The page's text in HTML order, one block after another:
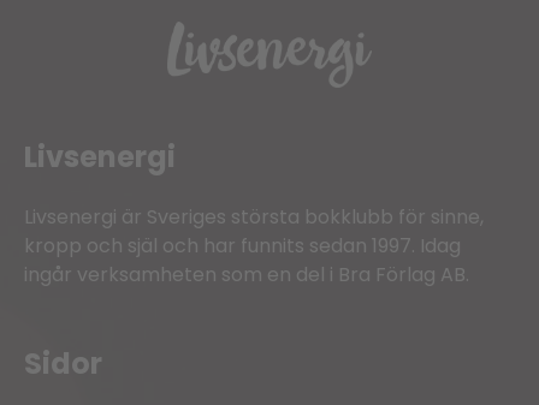
Livsenergi
Livsenergi är Sveriges största bokklubb för sinne,
kropp och själ och har funnits sedan 1997. Idag
ingår verksamheten som en del i Bra Förlag AB.
Sidor